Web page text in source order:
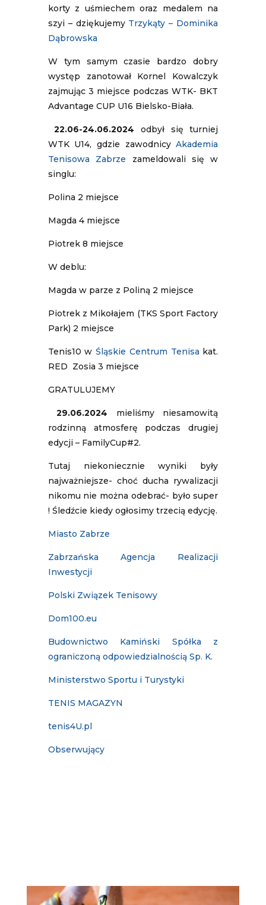
korty z uśmiechem oraz medalem na
szyi – dziękujemy Trzykąty – Dominika
Dąbrowska
W tym samym czasie bardzo dobry
występ zanotował Kornel Kowalczyk
zajmując 3 miejsce podczas WTK- BKT
Advantage CUP U16 Bielsko-Biała.
22.06-24.06.2024 odbył się turniej
WTK U14, gdzie zawodnicyAkademia
Tenisowa Zabrze zameldowali się w
singlu:
Polina 2 miejsce
Magda 4 miejsce
Piotrek 8 miejsce
W deblu:
Magda w parze z Poliną 2 miejsce
Piotrek z Mikołajem (TKS Sport Factory
Park) 2 miejsce
Tenis10 wŚląskie Centrum Tenisa kat.
RED Zosia 3 miejsce
GRATULUJEMY
29.06.2024 mieliśmy niesamowitą
rodzinną atmosferę podczas drugiej
edycji – FamilyCup#2.
Tutaj niekoniecznie wyniki były
najważniejsze- choć ducha rywalizacji
nikomu nie można odebrać- było super
! Śledźcie kiedy ogłosimy trzecią edycję.
Miasto Zabrze
Zabrzańska Agencja Realizacji
Inwestycji
Polski Związek Tenisowy
Dom100.eu
Budownictwo Kamiński Spółka z
ograniczoną odpowiedzialnością Sp. K.
Ministerstwo Sportu i Turystyki
TENIS MAGAZYN
tenis4U.pl
Obserwujący